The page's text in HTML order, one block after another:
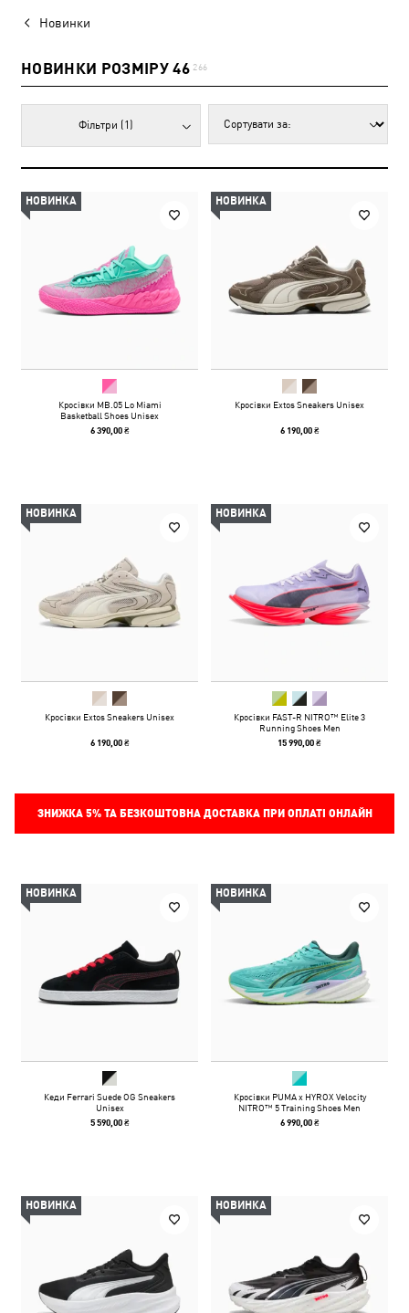
Новинки
НОВИНКИ РОЗМІРУ 46 266
Фільтри (1)
НОВИНКА
Кросівки MB.05 Lo Miami
Basketball Shoes Unisex
6 390,00 ₴
НОВИНКА
Кросівки Extos Sneakers Unisex
6 190,00 ₴
НОВИНКА
Кросівки Extos Sneakers Unisex
6 190,00 ₴
НОВИНКА
Кросівки FAST-R NITRO™ Elite 3
Running Shoes Men
15 990,00 ₴
ЗНИЖКА 5%ТА БЕЗКОШТОВНА ДОСТАВКА ПРИ ОПЛАТІ ОНЛАЙН
НОВИНКА
Кеди Ferrari Suede OG Sneakers
Unisex
5 590,00 ₴
НОВИНКА
Кросівки PUMA x HYROX Velocity
NITRO™ 5 Training Shoes Men
6 990,00 ₴
НОВИНКА НОВИНКА